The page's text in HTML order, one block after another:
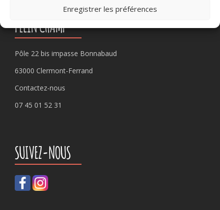
Enregistrer les préférences
PLEIN CHAMP
Pôle 22 bis impasse Bonnabaud
63000 Clermont-Ferrand
Contactez-nous
07 45 01 52 31
SUIVEZ-NOUS